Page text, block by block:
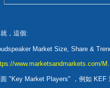
，這個:
Market Size, Share &
www.marketsandmarkets.com/
"Key Market Players" ，例如 KEF